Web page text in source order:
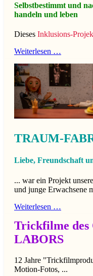
Selbstbestimmt und
handeln und leben
Dieses Inklusions-
Weiterlesen …
TRAUM-
Liebe, Freundschaft
... war ein Projekt
und junge Erwachsene
Weiterlesen …
Trickfilme
LABORS
12 Jahre
Motion-Fotos, ...